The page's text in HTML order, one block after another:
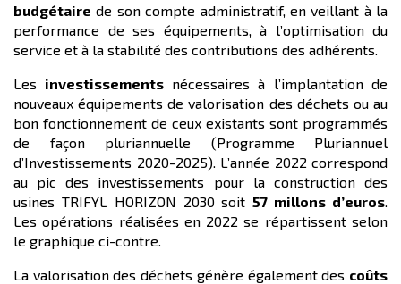
budgétaire de son compte administratif, en veillant à la
performance de ses équipements, à l’optimisation du
service et à la stabilité des contributions des adhérents.
Les investissements nécessaires à l’implantation de
nouveaux équipements de valorisation des déchets ou au
bon fonctionnement de ceux existants sont programmés
de façon pluriannuelle (Programme Pluriannuel
d’Investissements 2020-2025). L’année 2022 correspond
au pic des investissements pour la construction des
usines TRIFYL HORIZON 2030 soit57 millons d’euros.
Les opérations réalisées en 2022 se répartissent selon
le graphique ci-contre.
La valorisation des déchets génère également des coûts